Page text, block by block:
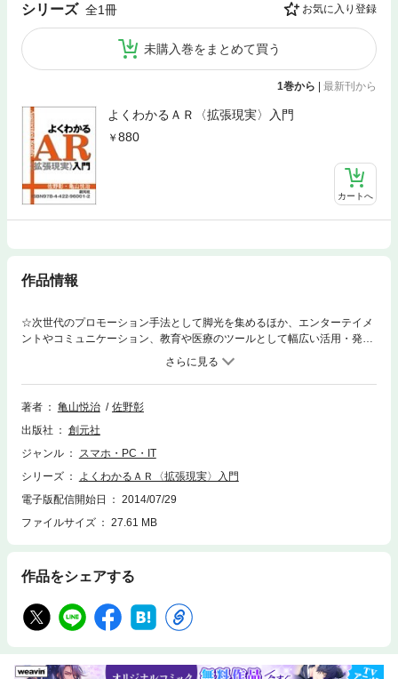
シリーズ 全1冊 お気に入り登録
未購入巻をまとめて買う
1巻から | 最新刊から
よくわかるＡＲ〈拡張現実〉入門
880
カートへ
作品情報
☆次世代のプロモーション手法として脚光を集めるほか、エンターテイメ
ントやコミュニケーション、教育や医療のツールとして幅広い活用・発展
が期待されているＡＲの世界がよくわかる入門書が電子書籍で登場☆AR
（拡張現実）とは、カメラなどを通して見た現実の映像に、CGや位置情
報といったデジタルな情報を重ねて表示する技術のこと。この技術を使う
ことで、駅までの道順が現実の景色に矢印として出現したり、周囲にある
Gを見ることができたりします。スマートフォンの加速度的な普及によっ
て、このARの世界がより身近なものになってきました。本書では、ARの
プリから未来のARの可能性まで、幅広くわかりやすく解説します。著
者：佐野彰（九州産業大学芸術学部准教授）、亀山悦治（ナレッジワーク
ス株式会社取締役）
著者 亀山悦治
佐野彰
出版社
創元社
ジャンル
スマホ・PC・IT
シリーズ
よくわかるＡＲ〈拡張現実〉入門
電子版配信開始日
2014/07/29
ファイルサイズ
27.61 MB
作品をシェアする